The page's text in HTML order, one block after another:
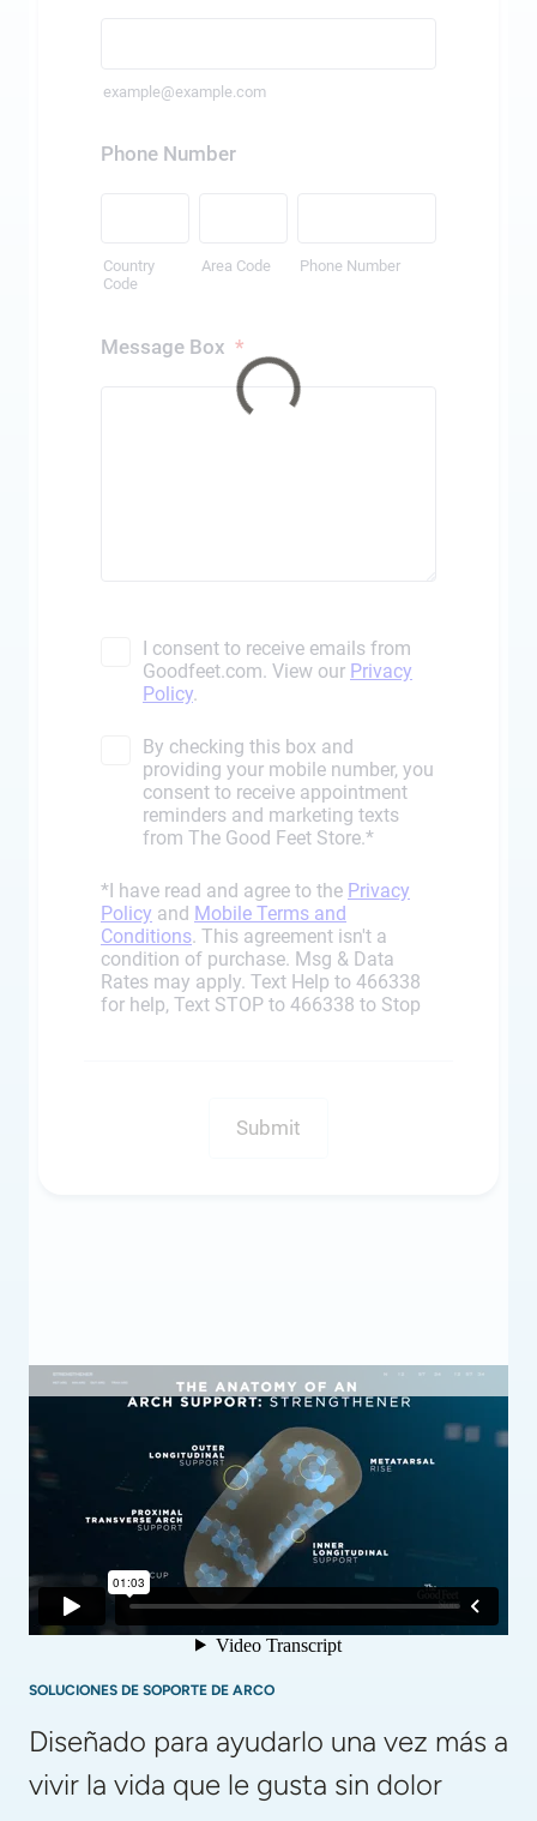
SOLUCIONES DE SOPORTE DE ARCO
Diseñado para ayudarlo una vez más a
vivir la vida que le gusta sin dolor